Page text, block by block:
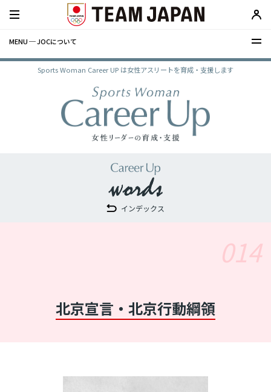
MENU ─ JOCについて
Sports Woman Career UP は女性アスリートを育成・支援します
インデックス
北京宣言・北京行動綱領
014